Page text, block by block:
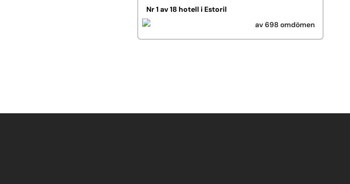
Nr 1 av 18 hotell i Estoril
av 698 omdömen